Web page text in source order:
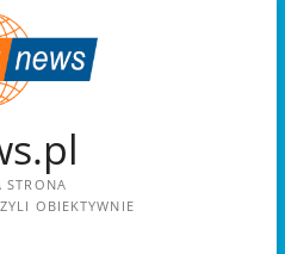
STRONA
OBIEKTYWNIE